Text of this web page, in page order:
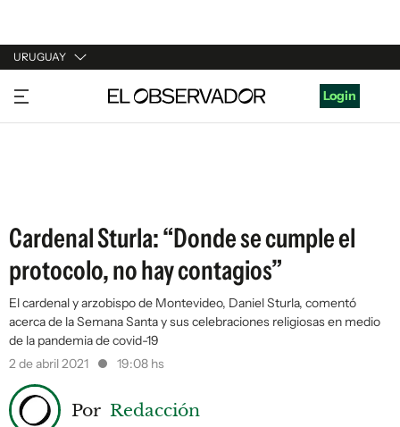
URUGUAY
URUGUAY
ARGENTINA
Login
Cardenal Sturla: “Donde se cumple el
protocolo, no hay contagios”
El cardenal y arzobispo de Montevideo, Daniel Sturla, comentó
acerca de la Semana Santa y sus celebraciones religiosas en medio
de la pandemia de covid-19
2 de abril 2021
19:08 hs
Por Redacción